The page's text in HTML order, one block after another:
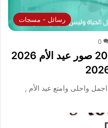
رسائل - مسجات
0
عيد الأم رسائل عيد الأم 2026 صور عيد الأم 2026
واحلى وامتع عيد الأم ,